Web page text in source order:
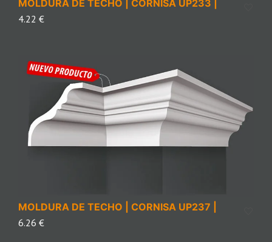
MOLDURA DE TECHO | CORNISA UP233 |
4.22 €
MOLDURA DE TECHO | CORNISA UP237 |
6.26 €